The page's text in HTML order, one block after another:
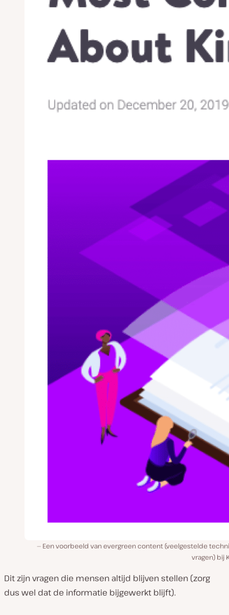
Een voorbeeld van evergreen content (veelgestelde
vragen) bij
Dit zijn vragen die mensen altijd blijven stellen (zorg
dus wel dat de informatie bijgewerkt blijft).